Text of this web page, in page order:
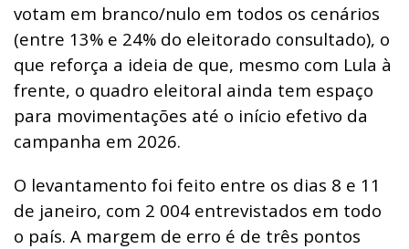
votam em branco/nulo em todos os cenários
(entre 13% e 24% do eleitorado consultado), o
que reforça a ideia de que, mesmo com Lula à
frente, o quadro eleitoral ainda tem espaço
para movimentações até o início efetivo da
campanha em 2026.
O levantamento foi feito entre os dias 8 e 11
de janeiro, com 2 004 entrevistados em todo
o país. A margem de erro é de três pontos